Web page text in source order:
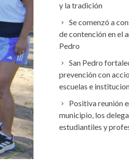
y la tradición
Se comenzó a
de contención en el
Pedro
San Pedro
prevención con
escuelas e
Positiva reunión
municipio, los
estudiantiles y